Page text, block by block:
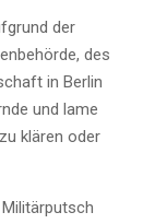
der
des
in Berlin
und lame
klären oder